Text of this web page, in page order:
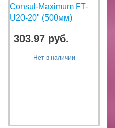
Consul-Maximum FT-
U20-20" (500мм)
303.97 руб.
Нет в наличии